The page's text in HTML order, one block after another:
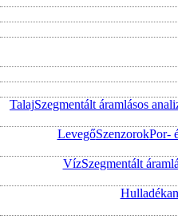
TalajSzegmentált áramlásos
LevegőSzenzorokPor-
VízSzegmentált